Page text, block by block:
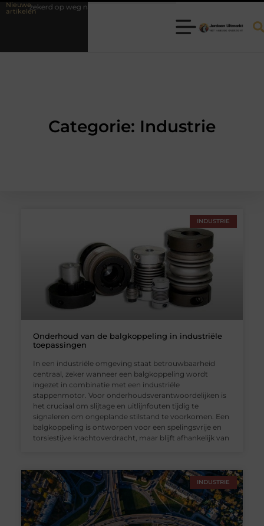
Nieuwe
artikelenop weg naar je theorie-examen
Categorie: Industrie
INDUSTRIE
Onderhoud van de balgkoppeling in industriële
toepassingen
In een industriële omgeving staat betrouwbaarheid
centraal, zeker wanneer een balgkoppeling wordt
ingezet in combinatie met een industriële
stappenmotor. Voor onderhoudsverantwoordelijken is
het cruciaal om slijtage en uitlijnfouten tijdig te
signaleren om ongeplande stilstand te voorkomen. Een
balgkoppeling is ontworpen voor een spelingsvrije en
torsiestijve krachtoverdracht, maar blijft afhankelijk van
INDUSTRIE